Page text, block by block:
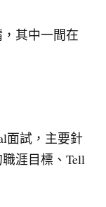
其中一間在
面試，主要針
涯目標、Tell